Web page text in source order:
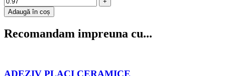
Adaugă în coș
Recomandam impreuna cu...
ADEZIV PLACI CERAMICE